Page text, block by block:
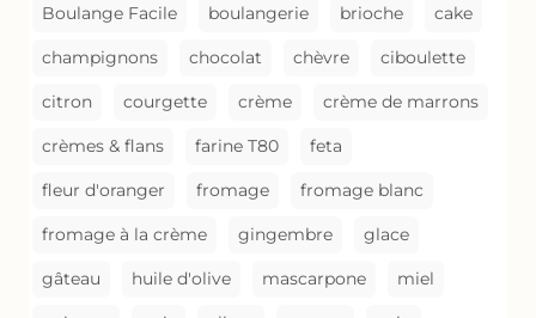
Boulange Facile boulangerie brioche cake
champignons chocolat chèvre ciboulette
citron courgette crème crème de marrons
crèmes & flans farine T80 feta
fleur d'oranger fromage fromage blanc
fromage à la crème gingembre glace
gâteau huile d'olive mascarpone miel